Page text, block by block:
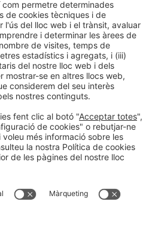
2025 LIDERATGE
a petites
volen ser més
empresarial